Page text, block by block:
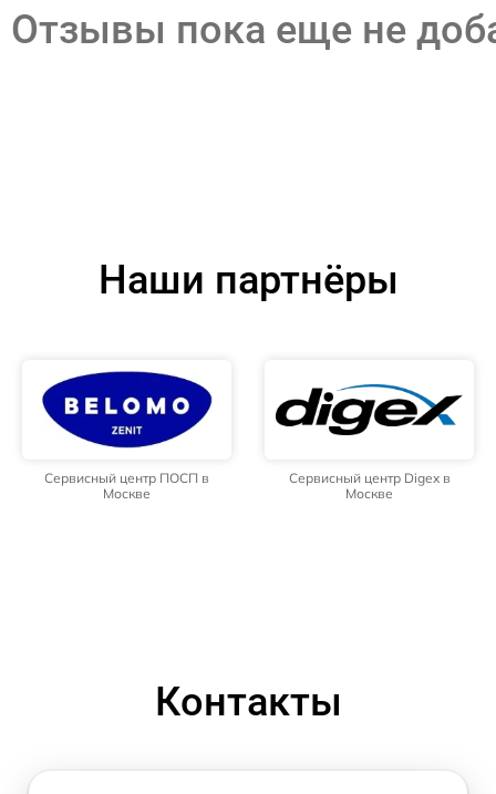
Отзывы пока еще не
Наши партнёры
Сервисный центр ПОСП в
Москве
Сервисный центр Digex в
Москве
Контакты